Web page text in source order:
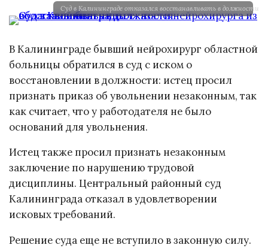
Суд в Калининграде отказался восстанавливать в должности
В Калининграде бывший нейрохирург областной
больницы обратился в суд с иском о
восстановлении в должности: истец просил
признать приказ об увольнении незаконным, так
как считает, что у работодателя не было
оснований для увольнения.
Истец также просил признать незаконным
заключение по нарушению трудовой
дисциплины. Центральный районный суд
Калининграда отказал в удовлетворении
исковых требований.
Решение суда еще не вступило в законную силу.